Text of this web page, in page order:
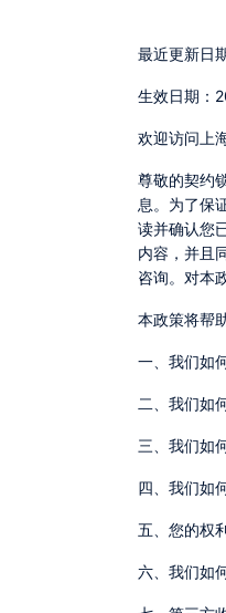
最近更新
生效日期
欢迎访问
尊敬的契约锁用户（以下简称“您”），我们非常重视您的隐私，您在使用契约锁服务时，我们将按照《隐私政策》（以下简称“本政策”）收集、存储、使用及对外共享您的个人信
息。为了保
读并确认您
内容，并且
咨询。对本
本政策将
一、我
二、我
三、我
四、我
五、您的权
六、我们